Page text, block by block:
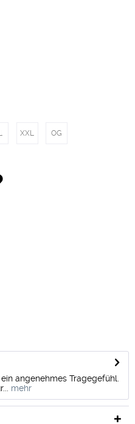
XXL OG
angenehmes Tragegefühl.
mehr